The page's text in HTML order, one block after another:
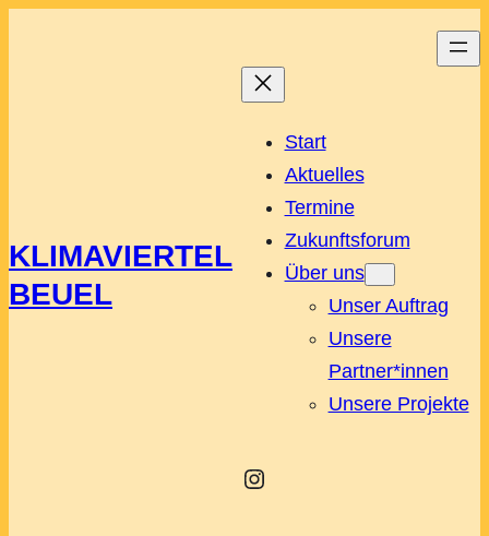
KLIMAVIERTEL
BEUEL
Start
Aktuelles
Termine
Zukunftsforum
Über uns
Unser Auftrag
Unsere
Partner*innen
Unsere Projekte
Instagram